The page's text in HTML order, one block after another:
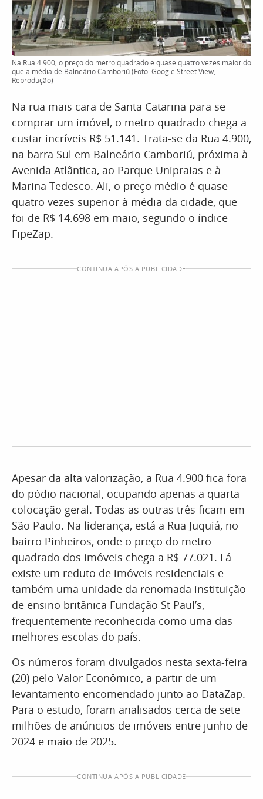
Na Rua 4.900, o preço do metro quadrado é quase quatro vezes maior do
que a média de Balneário Camboriú (Foto: Google Street View,
Reprodução)
Na rua mais cara de Santa Catarina para se
comprar um imóvel, o metro quadrado chega a
custar incríveis R$ 51.141. Trata-se da Rua 4.900,
na barra Sul em Balneário Camboriú, próxima à
Avenida Atlântica, ao Parque Unipraias e à
Marina Tedesco. Ali, o preço médio é quase
quatro vezes superior à média da cidade, que
foi de R$ 14.698 em maio, segundo o índice
FipeZap.
CONTINUA APÓS A PUBLICIDADE
Apesar da alta valorização, a Rua 4.900 fica fora
do pódio nacional, ocupando apenas a quarta
colocação geral. Todas as outras três ficam em
São Paulo. Na liderança, está a Rua Juquiá, no
bairro Pinheiros, onde o preço do metro
quadrado dos imóveis chega a R$ 77.021. Lá
existe um reduto de imóveis residenciais e
também uma unidade da renomada instituição
de ensino britânica Fundação St Paul’s,
frequentemente reconhecida como uma das
melhores escolas do país.
Os números foram divulgados nesta sexta-feira
(20) pelo Valor Econômico, a partir de um
levantamento encomendado junto ao DataZap.
Para o estudo, foram analisados cerca de sete
milhões de anúncios de imóveis entre junho de
2024 e maio de 2025.
CONTINUA APÓS A PUBLICIDADE